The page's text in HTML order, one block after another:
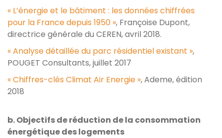
« L’énergie et le bâtiment : les données chiffrées
pour la France depuis 1950 », Françoise Dupont,
directrice générale du CEREN, avril 2018.
« Analyse détaillée du parc résidentiel existant »,
POUGET Consultants, juillet 2017
« Chiffres-clés Climat Air Energie », Ademe, édition
2018
b. Objectifs de réduction de la consommation
énergétique des logements